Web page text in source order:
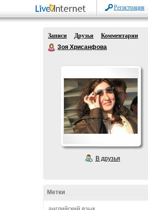
Регистрация
Записи Друзья
Комментарии
Зоя Хрисанфова
В друзья
Метки